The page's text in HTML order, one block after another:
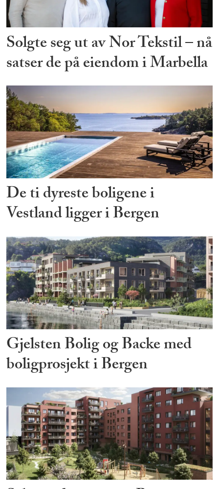
Solgte seg ut av Nor Tekstil – nå
satser de på eiendom i Marbella
De ti dyreste boligene i
Vestland ligger i Bergen
Gjelsten Bolig og Backe med
boligprosjekt i Bergen